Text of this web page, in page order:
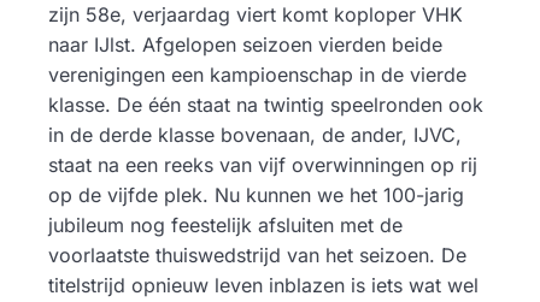
zijn 58e, verjaardag viert komt koploper VHK
naar IJlst. Afgelopen seizoen vierden beide
verenigingen een kampioenschap in de vierde
klasse. De één staat na twintig speelronden ook
in de derde klasse bovenaan, de ander, IJVC,
staat na een reeks van vijf overwinningen op rij
op de vijfde plek. Nu kunnen we het 100-jarig
jubileum nog feestelijk afsluiten met de
voorlaatste thuiswedstrijd van het seizoen. De
titelstrijd opnieuw leven inblazen is iets wat wel